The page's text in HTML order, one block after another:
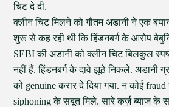
चिट दे दी.
क्लीन चिट मिलने को गौतम अडानी ने एक
शुरू से कह रही थी कि हिंडनबर्ग के आरोप
SEBI की अडानी को क्लीन चिट बिलकुल
नहीं हैं. हिंडनबर्ग के दावे झूठे निकले. अडानी
को genuine करार दे दिया गया. न कोई
siphoning के सबूत मिले. सारे कर्ज़ ब्याज के